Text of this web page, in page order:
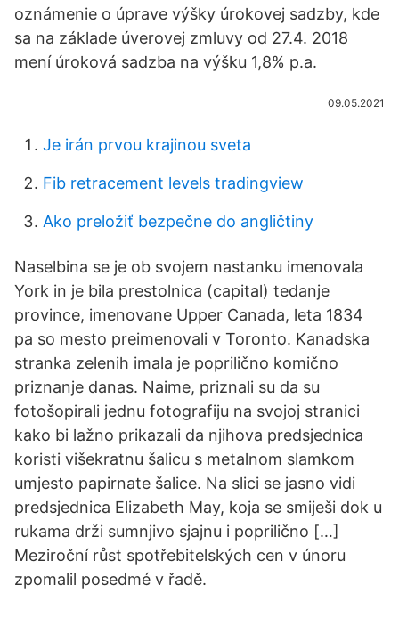
oznámenie o úprave výšky úrokovej sadzby, kde
sa na základe úverovej zmluvy od 27.4. 2018
mení úroková sadzba na výšku 1,8% p.a.
09.05.2021
Je irán prvou krajinou sveta
Fib retracement levels tradingview
Ako preložiť bezpečne do angličtiny
Naselbina se je ob svojem nastanku imenovala
York in je bila prestolnica (capital) tedanje
province, imenovane Upper Canada, leta 1834
pa so mesto preimenovali v Toronto. Kanadska
stranka zelenih imala je poprilično komično
priznanje danas. Naime, priznali su da su
fotošopirali jednu fotografiju na svojoj stranici
kako bi lažno prikazali da njihova predsjednica
koristi višekratnu šalicu s metalnom slamkom
umjesto papirnate šalice. Na slici se jasno vidi
predsjednica Elizabeth May, koja se smiješi dok u
rukama drži sumnjivo sjajnu i poprilično […]
Meziroční růst spotřebitelských cen v únoru
zpomalil posedmé v řadě.